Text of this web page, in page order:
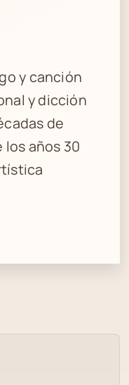
y canción
y dicción
de
los años 30